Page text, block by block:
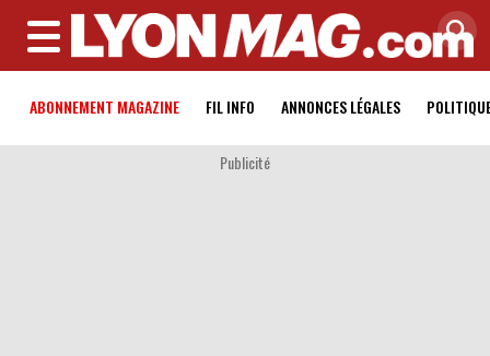
MENU
ABONNEMENT MAGAZINE FIL INFO ANNONCES LÉGALES
Publicité